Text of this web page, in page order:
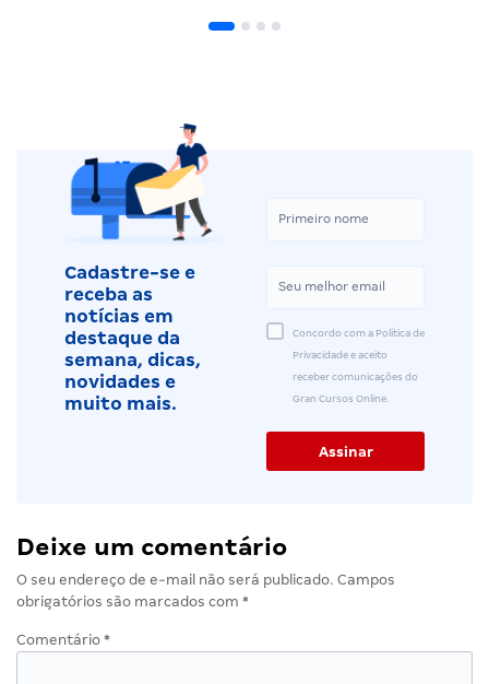
Cadastre-se e
receba as
notícias em
destaque da
semana, dicas,
novidades e
muito mais.
Concordo com a Política de
Privacidade e aceito
receber comunicações do
Gran Cursos Online.
Deixe um comentário
O seu endereço de e-mail não será publicado. Campos
obrigatórios são marcados com *
Comentário *